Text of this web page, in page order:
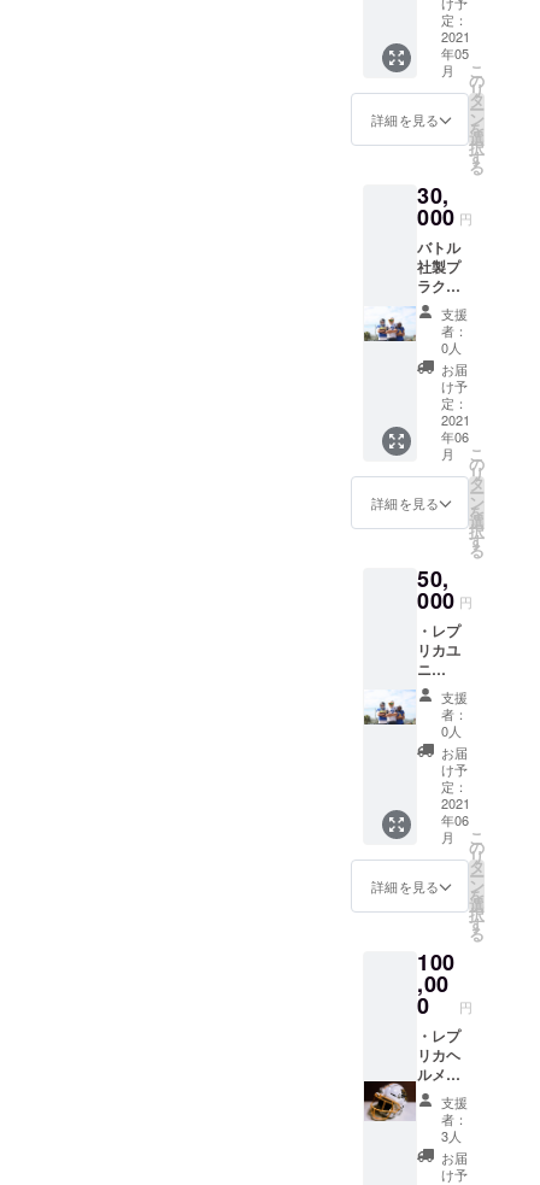
になり
ます）
※Tシャ
ツはイ
メージ
です。
来上が
りと多
差が出
る場合
がござ
いま
す。予
めご了
承くだ
さい。
トに
なった
ライオ
ンズ
セッ
ト。
サイズ
あり
メンズ
アメリ
カサイ
ズにな
りま
ズ下の
サイズ
のご購
入をオ
ススメ
しま
す。 備
考欄に
サイズ
を明記
お願い
いたし
ます。
サイズ
例） 日
本規格
メンズ
ンズL
格 ウィ
メンズ
キッズ
サイズ
L ・
ガー
ディー
君オリ
ジナル
トート
バッグ
定：
2021
年05
月
詳細を見る
こ
の
リ
タ
ー
ン
を
選
択
す
る
30,
000 円
バトル
社製プ
ラク
ティス
ジャー
ガー
ディー
君のロ
ゴ入り
・背面
【ネー
ム】と
【ナン
ること
ができ
ます。
備考欄
にネー
ム（英
語表
記、大
文字の
み）と
ご希望
の番号
を明記
してく
ださ
い。 ※
ネーム
ます。
オプ
ション
にて サ
イズを
お選び
くださ
い。 ※
あまり
伸びな
い素
材、タ
支援
者：
0人
お届
け予
定：
2021
年06
月
詳細を見る
こ
の
リ
タ
ー
ン
を
選
択
す
る
50,
000 円
・レプ
リカユ
ニ
フォー
ム 選手
着用の
ユニ
フォー
ムにご
希望の
ネー
ム・背
番号を
お入れ
してお
す。 備
考欄に
ネーム
（英語
表記、
大文字
のみ）
とご希
望の番
号を明
記して
くださ
支援
者：
0人
お届
け予
定：
2021
年06
月
詳細を見る
こ
の
リ
タ
ー
ン
を
選
択
す
る
100
,00
0 円
・レプ
リカヘ
ルメッ
ト 琉球
ガー
ディア
ンライ
オンズ
支援
者：
3人
お届
け予